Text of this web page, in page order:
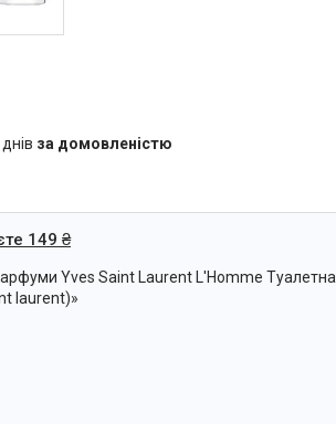
за домовленістю
149 ₴
Yves Saint Laurent L'Homme Туалетна
laurent)»